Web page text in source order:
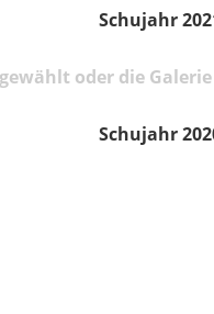
Schujahr
oder die
Schujahr